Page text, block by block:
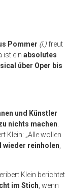
Pommer (l.) freut
ist ein absolutes
über Oper bis
und Künstler
nichts machen
Klein: „Alle wollen
wieder reinholen
Klein berichtet
im Stich , wenn